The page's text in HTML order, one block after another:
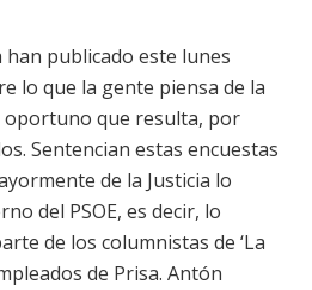
han publicado este lunes
lo que la gente piensa de la
oportuno que resulta, por
Sentencian estas encuestas
de la Justicia lo
del PSOE, es decir, lo
de los columnistas de ‘La
de Prisa. Antón